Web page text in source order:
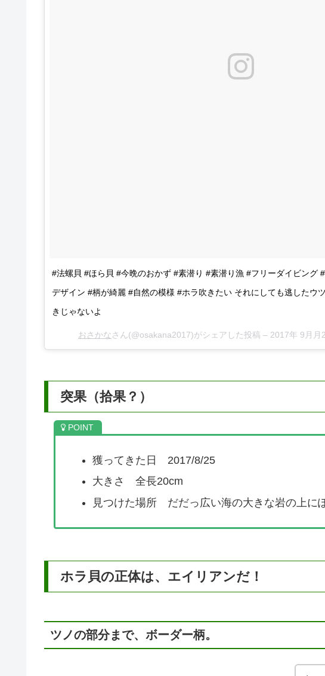
#法螺貝 #ほら貝 #今晩のおかず #素潜り #素潜り漁 #フリーダイビング
デザイン #柄が綺麗 #自然の模様 #ホラ吹きたい それにしても逃したウ
きじゃないよ
おさかなさん(@osakana2017)がシェアした投稿 – 2017年 9月月
突果（拾果？）
獲ってきた日 2017/8/25
大きさ 全長20cm
見つけた場所 だだっ広い海の大きな岩の上に
ホラ貝の正体は、エイリアンだ！
ツノの部分まで、ボーダー柄。